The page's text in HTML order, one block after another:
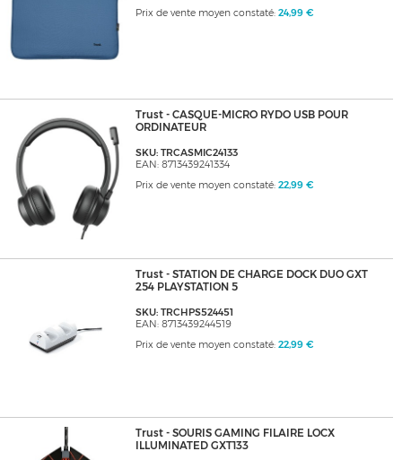
Prix de vente moyen constaté: 24,99 €
Trust - CASQUE-MICRO RYDO USB POUR
ORDINATEUR
SKU: TRCASMIC24133
EAN: 8713439241334
Prix de vente moyen constaté: 22,99 €
Trust - STATION DE CHARGE DOCK DUO GXT
254 PLAYSTATION 5
SKU: TRCHPS524451
EAN: 8713439244519
Prix de vente moyen constaté: 22,99 €
Trust - SOURIS GAMING FILAIRE LOCX
ILLUMINATED GXT133